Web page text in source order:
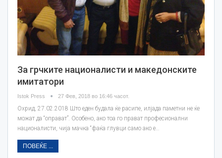
За грчките националисти и македонските
имитатори
Istok Press 27 Фев, 2018 во 16:46 часот.
Охрид, 27.02.2018 Што еден будала ќе расипе, илјада паметни не ќе
можат да “оправат”. Особено, ако тоа го прават професионални
националисти, чија мачка “фаќа глувци само ако е…
ПОВЕЌЕ ...